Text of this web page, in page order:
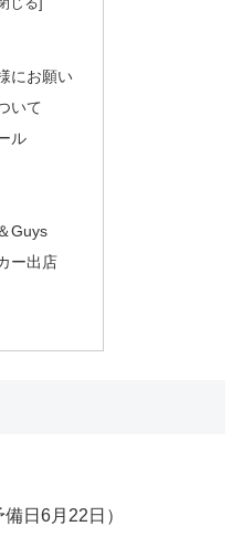
にお願い
いて
ル
Guys
ー出店
日6月22日）